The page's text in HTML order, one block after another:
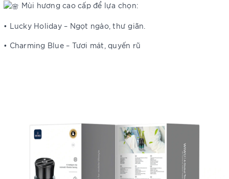
Mùi hương cao cấp để lựa chọn:
• Lucky Holiday – Ngọt ngào, thư giãn.
• Charming Blue – Tươi mát, quyến rũ